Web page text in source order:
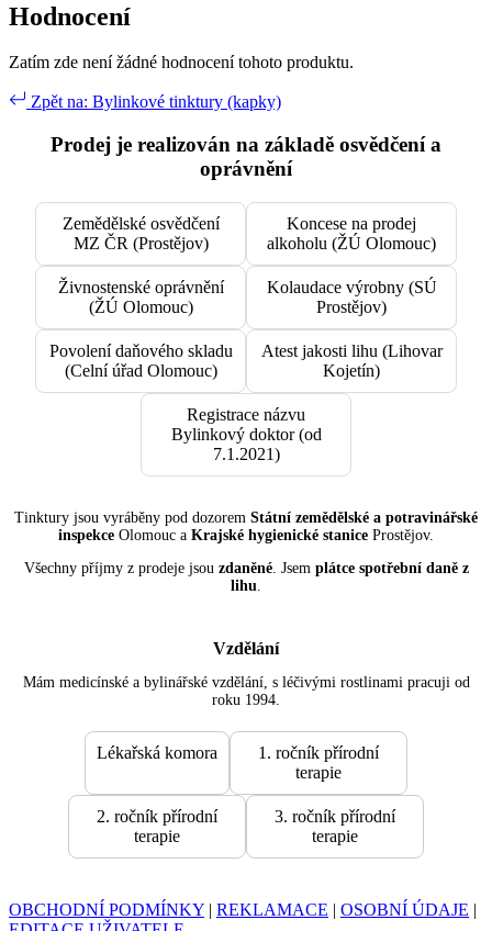
Hodnocení
Zatím zde není žádné hodnocení tohoto produktu.
Zpět na: Bylinkové tinktury (kapky)
Prodej je realizován na základě osvědčení a
oprávnění
Zemědělské osvědčení
MZ ČR (Prostějov)
Koncese na prodej
alkoholu (ŽÚ Olomouc)
Živnostenské oprávnění
(ŽÚ Olomouc)
Kolaudace výrobny (SÚ
Prostějov)
Povolení daňového skladu
(Celní úřad Olomouc)
Atest jakosti lihu (Lihovar
Kojetín)
Registrace názvu
Bylinkový doktor (od
7.1.2021)
Tinktury jsou vyráběny pod dozorem Státní zemědělské a potravinářské
inspekce Olomouc a Krajské hygienické stanice Prostějov.
Všechny příjmy z prodeje jsou zdaněné. Jsem plátce spotřební daně z
lihu
Vzdělání
Mám medicínské a bylinářské vzdělání, s léčivými rostlinami pracuji od
roku 1994.
Lékařská komora
1. ročník přírodní
terapie
2. ročník přírodní
terapie
3. ročník přírodní
terapie
OBCHODNÍ PODMÍNKY | REKLAMACE | OSOBNÍ ÚDAJE |